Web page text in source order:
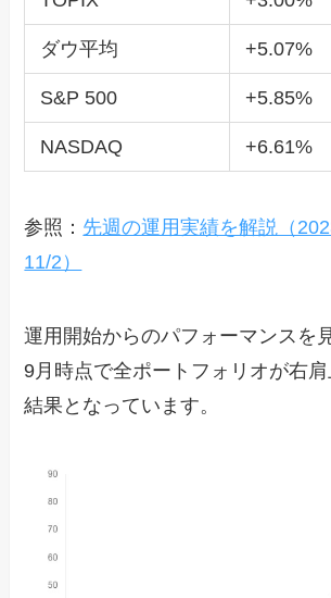
ダウ平均 +5.07%
S&P 500 +5.85%
NASDAQ +6.61%
参照： 先週の運用実績を解説（
11/2）
運用開始からのパフォーマンスを
9月時点で全ポートフォリオが右
結果となっています。